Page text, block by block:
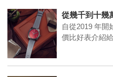
自從2019 年開
價比好表介紹